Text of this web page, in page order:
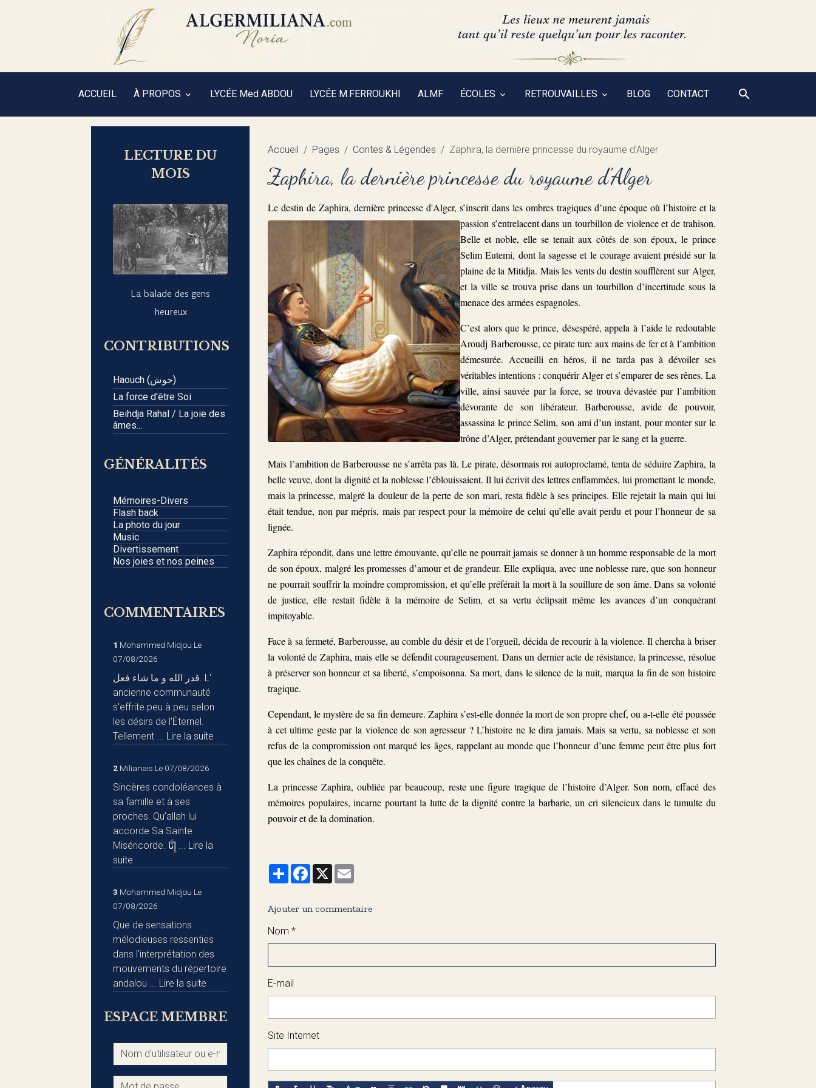
ACCUEIL À PROPOS LYCÉE Med ABDOU LYCÉE M.FERROUKHI ALMF ÉCOLES RETROUVAILLES BLOG CONTACT
Accueil Pages Contes & Légendes Zaphira, la dernière princesse du royaume d'Alger
Zaphira, la dernière princesse du royaume d'Alger
Le destin de Zaphira, dernière princesse d'Alger, s’inscrit dans les ombres tragiques d’une époque où l’histoire et la
passion s’entrelacent dans un tourbillon de violence et de trahison.
Belle et noble, elle se tenait aux côtés de son époux, le prince
Selim Eutemi, dont la sagesse et le courage avaient présidé sur la
plaine de la Mitidja. Mais les vents du destin soufflèrent sur Alger,
et la ville se trouva prise dans un tourbillon d’incertitude sous la
menace des armées espagnoles.
C’est alors que le prince, désespéré, appela à l’aide le redoutable
Aroudj Barberousse, ce pirate turc aux mains de fer et à l’ambition
démesurée. Accueilli en héros, il ne tarda pas à dévoiler ses
véritables intentions : conquérir Alger et s’emparer de ses rênes. La
ville, ainsi sauvée par la force, se trouva dévastée par l’ambition
dévorante de son libérateur. Barberousse, avide de pouvoir,
assassina le prince Selim, son ami d’un instant, pour monter sur le
trône d’Alger, prétendant gouverner par le sang et la guerre.
Mais l’ambition de Barberousse ne s’arrêta pas là. Le pirate, désormais roi autoproclamé, tenta de séduire Zaphira, la
belle veuve, dont la dignité et la noblesse l’éblouissaient. Il lui écrivit des lettres enflammées, lui promettant le monde,
mais la princesse, malgré la douleur de la perte de son mari, resta fidèle à ses principes. Elle rejetait la main qui lui
était tendue, non par mépris, mais par respect pour la mémoire de celui qu’elle avait perdu et pour l’honneur de sa
lignée.
Zaphira répondit, dans une lettre émouvante, qu’elle ne pourrait jamais se donner à un homme responsable de la mort
de son époux, malgré les promesses d’amour et de grandeur. Elle expliqua, avec une noblesse rare, que son honneur
ne pourrait souffrir la moindre compromission, et qu’elle préférait la mort à la souillure de son âme. Dans sa volonté
de justice, elle restait fidèle à la mémoire de Selim, et sa vertu éclipsait même les avances d’un conquérant
impitoyable.
Face à sa fermeté, Barberousse, au comble du désir et de l’orgueil, décida de recourir à la violence. Il chercha à briser
la volonté de Zaphira, mais elle se défendit courageusement. Dans un dernier acte de résistance, la princesse, résolue
à préserver son honneur et sa liberté, s’empoisonna. Sa mort, dans le silence de la nuit, marqua la fin de son histoire
tragique.
Cependant, le mystère de sa fin demeure. Zaphira s’est-elle donnée la mort de son propre chef, ou a-t-elle été poussée
à cet ultime geste par la violence de son agresseur ? L’histoire ne le dira jamais. Mais sa vertu, sa noblesse et son
refus de la compromission ont marqué les âges, rappelant au monde que l’honneur d’une femme peut être plus fort
que les chaînes de la conquête.
La princesse Zaphira, oubliée par beaucoup, reste une figure tragique de l’histoire d’Alger. Son nom, effacé des
mémoires populaires, incarne pourtant la lutte de la dignité contre la barbarie, un cri silencieux dans le tumulte du
pouvoir et de la domination.
PartagerFacebook
X
Ajouter un commentaire
Nom
E-mail
Site Internet
LECTURE DU
MOIS
La balade des gens
heureux
CONTRIBUTIONS
Haouch (حوش)
La force d'être Soi
Beihdja Rahal / La joie des
âmes...
GÉNÉRALITÉS
Mémoires-Divers
Flash back
La photo du jour
Music
Divertissement
Nos joies et nos peines
COMMENTAIRES
1 Mohammed Midjou Le
07/08/2026
قدر الله و ما شاء فعل. L'
ancienne communauté
s'effrite peu à peu selon
les désirs de l'Éternel.
Tellement ... Lire la suite
2 Milianais Le 07/08/2026
Sincères condoléances à
sa famille et à ses
proches. Qu'allah lui
accorde Sa Sainte
Miséricorde. إِنَّا ... Lire la
suite
3 Mohammed Midjou Le
07/08/2026
Que de sensations
mélodieuses ressenties
dans l'interprétation des
mouvements du répertoire
andalou ... Lire la suite
ESPACE MEMBRE